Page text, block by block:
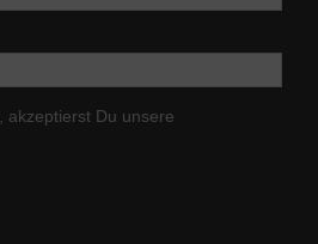
akzeptierst Du unsere